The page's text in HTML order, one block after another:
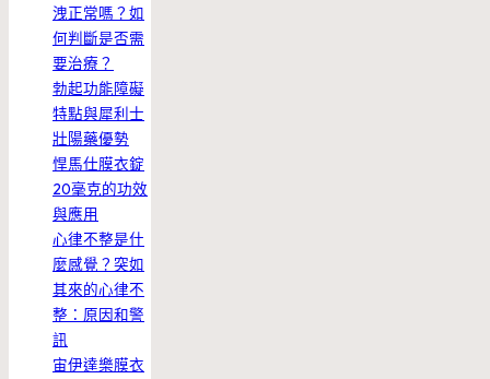
洩正常嗎？如
何判斷是否需
要治療？
勃起功能障礙
特點與犀利士
壯陽藥優勢
悍馬仕膜衣錠
20毫克的功效
與應用
心律不整是什
麼感覺？突如
其來的心律不
整：原因和警
訊
宙伊達樂膜衣